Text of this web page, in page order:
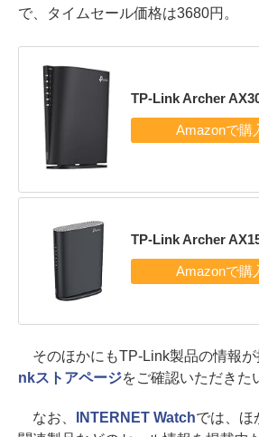
で、タイムセール価格は3680円。
TP-Link Archer
TP-Link Archer
そのほかにもTP-Link製品の情報が
nkストアページをご確認いただきた
なお、 INTERNET Watchでは、ほ